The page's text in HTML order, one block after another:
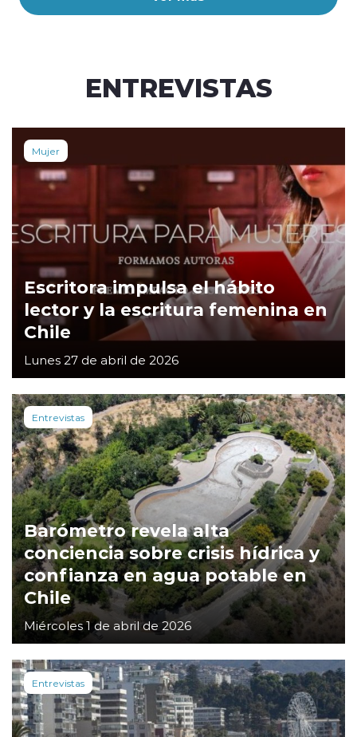
ENTREVISTAS
Mujer
Escritora impulsa el hábito
lector y la escritura femenina en
Chile
Lunes 27 de abril de 2026
Entrevistas
Barómetro revela alta
conciencia sobre crisis hídrica y
confianza en agua potable en
Chile
Miércoles 1 de abril de 2026
Entrevistas